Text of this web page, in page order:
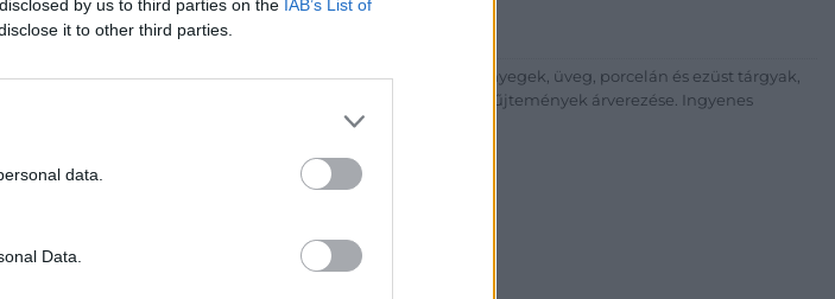
by us to third parties on the IAB’s List of
it to other third parties.
data.
Data.
Weboldal:
Magas színvonalú festmények és műtárgyak, bútorok, szőnyegek, üveg, porcelán és ezüst tárgyak,
néprajzi tárgyak értékesítése és aukcionálása. Hagyatékok és gyűjtemények árverezése. Ingyenes
Árveréseinkre a tárgyfelvétel folyamatos.
TOVÁBBI MŰTÁRGYAI